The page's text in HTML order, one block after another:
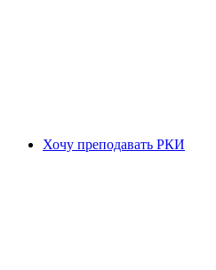
Хочу преподавать РКИ